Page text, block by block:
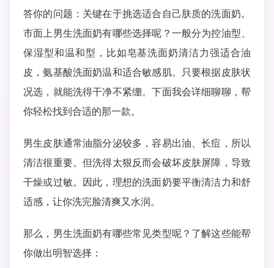
答你的问题：关键在于挑选适合自己肤质的洗面奶。
市面上男生洗面奶有哪些选择呢？一般分为控油型、
保湿型和温和型，比如皂基洗面奶清洁力强适合油
皮，氨基酸洗面奶温和适合敏感肌。只要根据皮肤状
况选，就能洗得干净不紧绷。下面我会详细聊聊，帮
你轻松找到合适的那一款。
男生皮肤通常油脂分泌较多，容易出油、长痘，所以
清洁很重要。但洗得太狠反而会破坏皮肤屏障，导致
干燥或过敏。因此，理想的洗面奶要平衡清洁力和舒
适感，让你洗完脸清爽又水润。
那么，男生洗面奶有哪些常见类型呢？了解这些能帮
你做出明智选择：